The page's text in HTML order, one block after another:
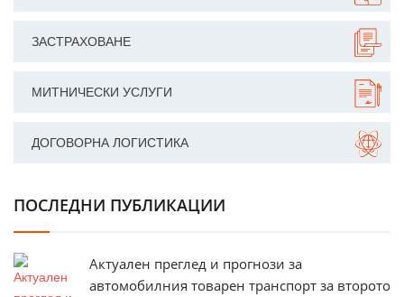
ЗАСТРАХОВАНЕ
МИТНИЧЕСКИ УСЛУГИ
ДОГОВОРНА ЛОГИСТИКА
ПОСЛЕДНИ ПУБЛИКАЦИИ
Актуален преглед и прогнози за
автомобилния товарен транспорт за второто